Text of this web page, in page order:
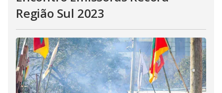
Região Sul 2023